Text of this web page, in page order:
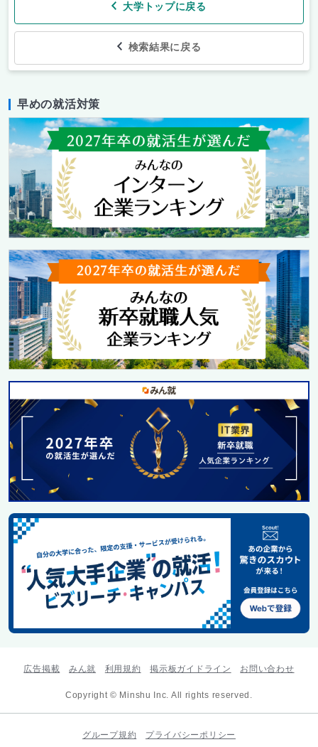
大学トップに戻る
検索結果に戻る
早めの就活対策
広告掲載 みん就 利用規約 掲示板ガイドライン お問い合わせ
Copyright © Minshu Inc. All rights reserved.
グループ規約 プライバシーポリシー